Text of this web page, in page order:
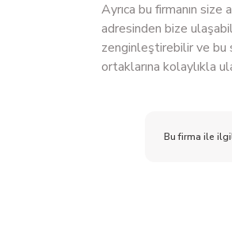
Ayrıca bu firmanın size
adresinden bize
zenginleştirebilir ve bu
ortaklarına kolaylıkla
Bu firma ile